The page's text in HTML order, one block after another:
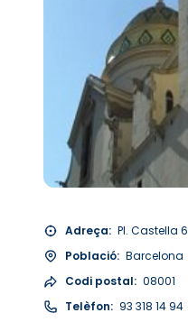
Adreça: Pl. Castella 6
Població: Barcelona
Codi postal: 08001
Telèfon: 93 318 14 94